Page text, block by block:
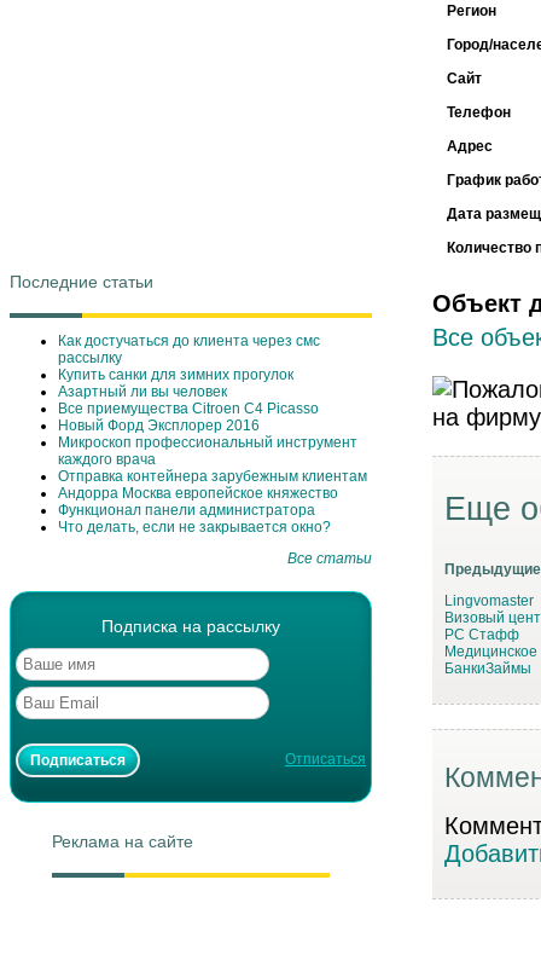
Последние статьи
Как достучаться до клиента через смс
рассылку
Купить санки для зимних прогулок
Азартный ли вы человек
Все приемущества Сitroen C4 Picasso
Новый Форд Эксплорер 2016
Микроскоп профессиональный инструмент
каждого врача
Отправка контейнера зарубежным клиентам
Андорра Москва европейское княжество
Функционал панели администратора
Что делать, если не закрывается окно?
Все статьи
Подписка на рассылку
Отписаться
Реклама на сайте
Регион
Город/
Сайт
Телефон
Адрес
График
Дата
Количество
Объект
Все
Еще
Lingvomaster
Визовый
РС Стафф
Медицинское
БанкиЗаймы